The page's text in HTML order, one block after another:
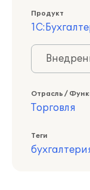
Продукт
Отрасль /
Торговля
Теги